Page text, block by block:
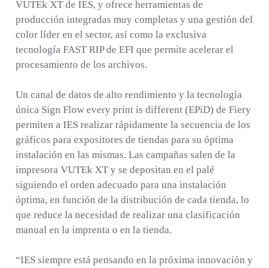
VUTEk XT de IES, y ofrece herramientas de
producción integradas muy completas y una gestión del
color líder en el sector, así como la exclusiva
tecnología FAST RIP de EFI que permite acelerar el
procesamiento de los archivos.
Un canal de datos de alto rendimiento y la tecnología
única Sign Flow every print is different (EPiD) de Fiery
permiten a IES realizar rápidamente la secuencia de los
gráficos para expositores de tiendas para su óptima
instalación en las mismas. Las campañas salen de la
impresora VUTEk XT y se depositan en el palé
siguiendo el orden adecuado para una instalación
óptima, en función de la distribución de cada tienda, lo
que reduce la necesidad de realizar una clasificación
manual en la imprenta o en la tienda.
“IES siempre está pensando en la próxima innovación y